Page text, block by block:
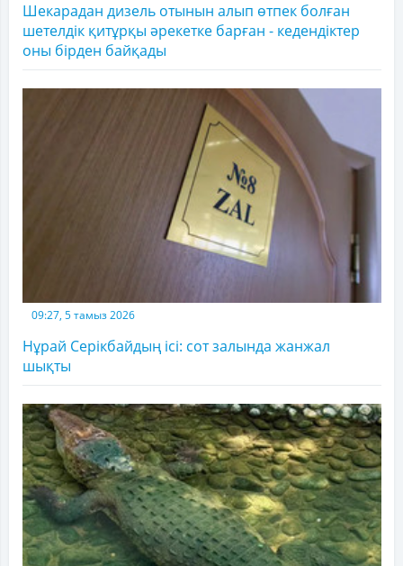
Шекарадан дизель отынын алып өтпек болған
шетелдік қитұрқы әрекетке барған - кедендіктер
оны бірден байқады
09:27, 5 тамыз 2026
Нұрай Серікбайдың ісі: сот залында жанжал
шықты